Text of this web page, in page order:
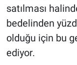
satılması
bedelinden
olduğu için bu
ediyor.